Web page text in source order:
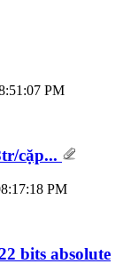
PM
cặp...
PM
bits absolute